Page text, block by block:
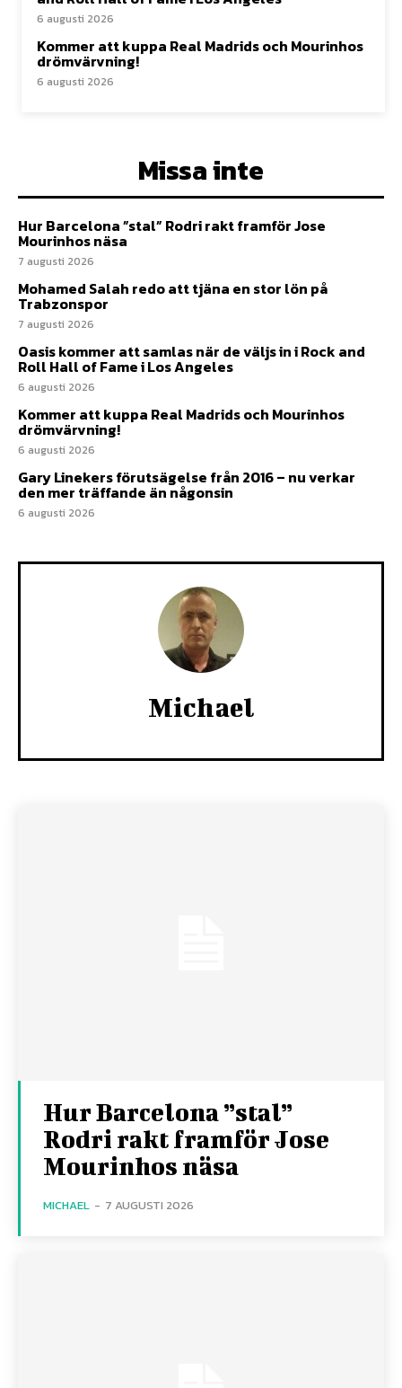
6 augusti 2026
Kommer att kuppa Real Madrids och Mourinhos
drömvärvning!
6 augusti 2026
Missa inte
Hur Barcelona ”stal” Rodri rakt framför Jose
Mourinhos näsa
7 augusti 2026
Mohamed Salah redo att tjäna en stor lön på
Trabzonspor
7 augusti 2026
Oasis kommer att samlas när de väljs in i Rock and
Roll Hall of Fame i Los Angeles
6 augusti 2026
Kommer att kuppa Real Madrids och Mourinhos
drömvärvning!
6 augusti 2026
Gary Linekers förutsägelse från 2016 – nu verkar
den mer träffande än någonsin
6 augusti 2026
Michael
Hur Barcelona ”stal”
Rodri rakt framför Jose
Mourinhos näsa
MICHAEL - 7 AUGUSTI 2026